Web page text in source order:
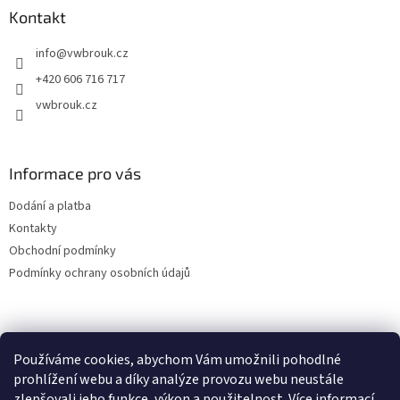
Používáme cookies, abychom Vám umožnili pohodlné
prohlížení webu a díky analýze provozu webu neustále
Kontakt
info@vwbrouk.cz
+420 606 716 717
vwbrouk.cz
Informace pro vás
Dodání a platba
Kontakty
Obchodní podmínky
Podmínky ochrany osobních údajů